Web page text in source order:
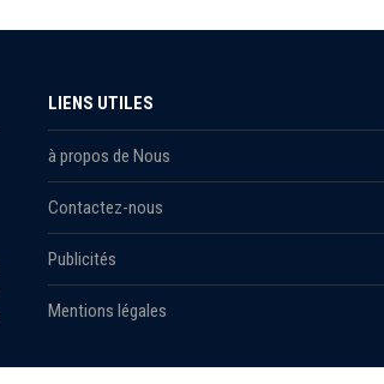
LIENS UTILES
à propos de Nous
Contactez-nous
Publicités
Mentions légales